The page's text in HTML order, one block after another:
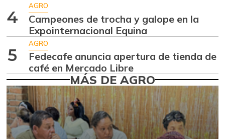
07/25/2026
Alas de pollo sin
costillar
07/25/2026
$ 8.375,00
Apio
07/25/2026
$ 1.525,00
+2,21%
Arroz
05/01/2021
$ 1.103,00
-12,94%
Arroz blanco
4
AGRO
Campeones de trocha y galope en la
Expointernacional Equina
5
AGRO
Fedecafe anuncia apertura de tienda de
café en Mercado Libre
MÁS DE AGRO